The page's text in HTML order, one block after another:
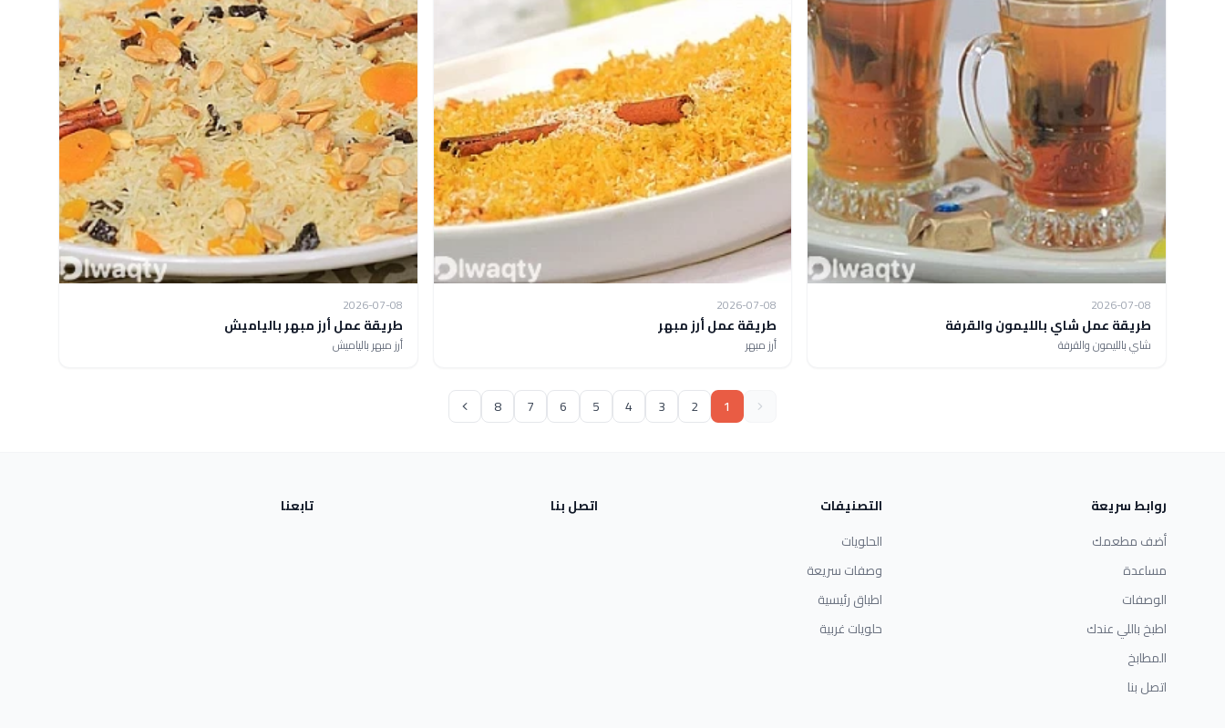
2026-07-08
طريقة عمل شاي بالليمون والقرفة
شاي بالليمون والقرفة
2026-07-08
طريقة عمل أرز مبهر
أرز مبهر
2026-07-08
طريقة عمل أرز مبهر بالياميش
أرز مبهر بالياميش
1
2
3
4
5
6
7
8
روابط سريعة
أضف مطعمك
مساعدة
الوصفات
اطبخ باللي عندك
المطابخ
اتصل بنا
التصنيفات
الحلويات
وصفات سريعة
اطباق رئيسية
حلويات غربية
اتصل بنا تابعنا